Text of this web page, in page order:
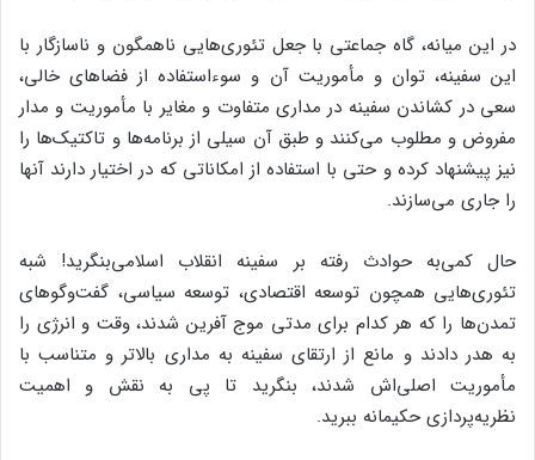
در این میانه، گاه جماعتی با جعل تئوری‌هایی ناهمگون و ناسازگار با
این سفینه، توان و مأموریت آن و سوءاستفاده از فضاهای خالی،
سعی در کشاندن سفینه در مداری متفاوت و مغایر با مأموریت و مدار
مفروض و مطلوب می‌کنند و طبق آن سیلی از برنامه‌ها و تاکتیک‌ها را
نیز پیشنهاد کرده و حتی با استفاده از امکاناتی که در اختیار دارند آنها
را جاری می‌سازند.
حال کمی‌به حوادث رفته بر سفینه انقلاب اسلامی‌بنگرید! شبه
تئوری‌هایی همچون توسعه اقتصادی، توسعه سیاسی، گفت‌وگوهای
تمدن‌ها را که هر کدام برای مدتی موج آفرین شدند، وقت و انرژی را
به هدر دادند و مانع از ارتقای سفینه به مداری بالاتر و متناسب با
مأموریت اصلی‌اش شدند، بنگرید تا پی به نقش و اهمیت
نظریه‌پردازی حکیمانه ببرید.